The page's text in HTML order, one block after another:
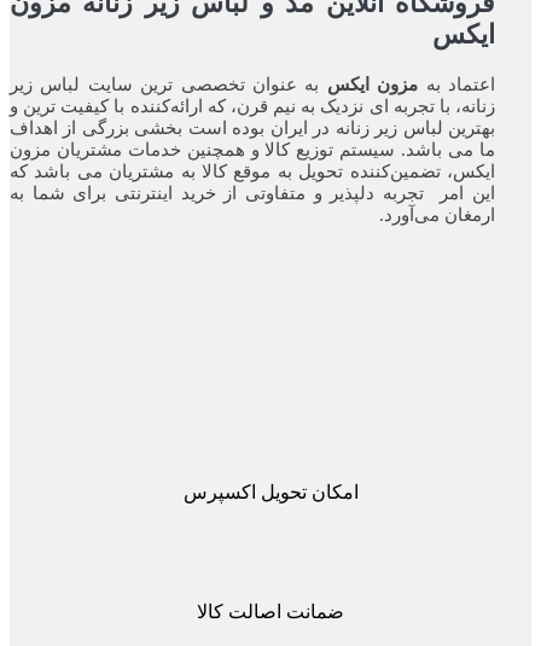
ایکس
اعتماد بهمزون ایکس به عنوان تخصصی ترین سایت لباس زیر
زنانه، با تجربه ای نزدیک به نیم قرن، که ارائه‌کننده با کیفیت ترین و
بهترین لباس زیر زنانه در ایران بوده ‌است بخشی بزرگی از اهداف
ما می باشد. سیستم توزیع کالا و همچنین خدمات مشتریان مزون
ایکس، تضمین‌کننده‌ تحویل به موقع کالا به مشتریان می باشد که
این امر تجربه‌ دلپذیر و متفاوتی از خرید اینترنتی برای شما به
ارمغان می‌آورد.
امکان تحویل اکسپرس
ضمانت اصالت کالا